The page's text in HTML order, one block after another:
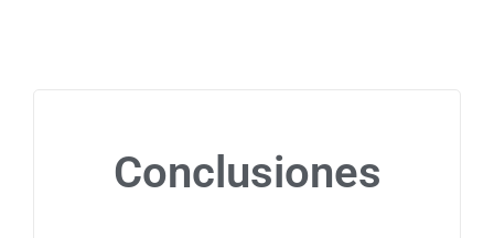
Conclusiones